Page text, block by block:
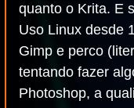
quanto o Krita. E
Uso Linux desde
Gimp e perco
tentando fazer
Photoshop, a